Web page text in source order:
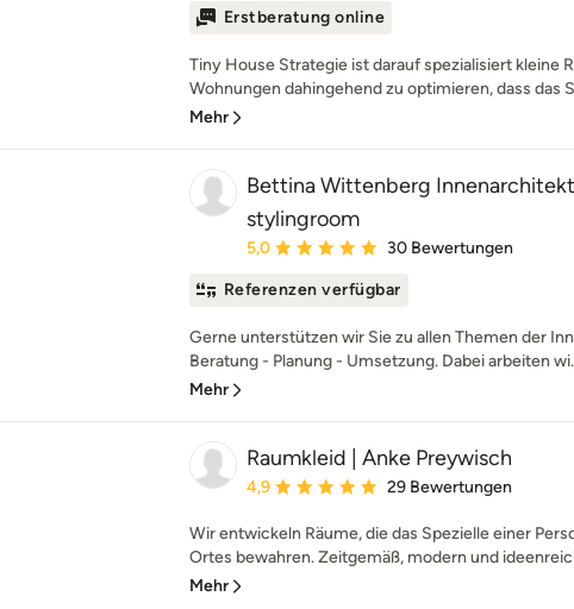
Erstberatung online
Tiny House Strategie ist darauf spezialisiert kleine
Wohnungen dahingehend zu optimieren, dass das
Mehr
Bettina Wittenberg
stylingroom
Durchschnittliche Bewertung: 5 von 5
5,0 30 Bewertungen
Referenzen verfügbar
Gerne unterstützen wir Sie zu allen Themen der
Beratung - Planung - Umsetzung. Dabei arbeiten
Mehr
Raumkleid | Anke Preywisch
Durchschnittliche Bewertung: 4.9 von 5
4,9 29 Bewertungen
Wir entwickeln Räume, die das Spezielle einer
Ortes bewahren. Zeitgemäß, modern und
Mehr